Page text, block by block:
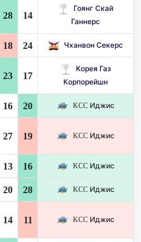
28 14
Гоянг Скай
Ганнерс
18 24 Чханвон Секерс
23 17
Корея Газ
Корпорейшн
16 20 KCC Иджис
27 19 KCC Иджис
13 16 KCC Иджис
20 28 KCC Иджис
14 11 KCC Иджис